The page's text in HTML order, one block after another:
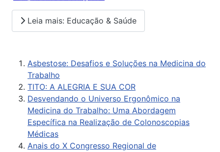
Leia mais: Educação & Saúde
Asbestose: Desafios e Soluções na Medicina do
Trabalho
TITO: A ALEGRIA E SUA COR
Desvendando o Universo Ergonômico na
Medicina do Trabalho: Uma Abordagem
Específica na Realização de Colonoscopias
Médicas
Anais do X Congresso Regional de